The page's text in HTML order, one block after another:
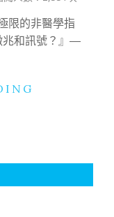
限的非醫學指
兆和訊號？』—